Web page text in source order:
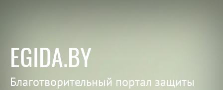
EGIDA.BY
Благотворительный портал защиты